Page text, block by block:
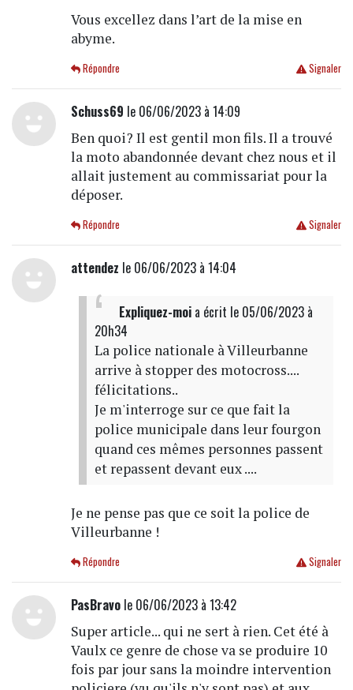
Vous excellez dans l’art de la mise en
abyme.
Signaler
Répondre
Schuss69 le 06/06/2023 à 14:09
Ben quoi? Il est gentil mon fils. Il a trouvé
la moto abandonnée devant chez nous et il
allait justement au commissariat pour la
déposer.
Signaler
Répondre
attendez le 06/06/2023 à 14:04
Expliquez-moia écrit le 05/06/2023 à
20h34
La police nationale à Villeurbanne
arrive à stopper des motocross....
félicitations..
Je m'interroge sur ce que fait la
police municipale dans leur fourgon
quand ces mêmes personnes passent
et repassent devant eux ....
Je ne pense pas que ce soit la police de
Villeurbanne !
Signaler
Répondre
PasBravole 06/06/2023 à 13:42
Super article... qui ne sert à rien. Cet été à
Vaulx ce genre de chose va se produire 10
fois par jour sans la moindre intervention